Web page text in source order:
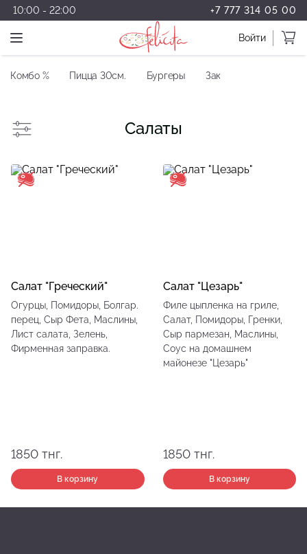
10:00 - 22:00 +7 777 314 05 00
Войти
Комбо % Пицца 30см. Бургеры Закуски
Салаты
Салат "Греческий"
Огурцы, Помидоры, Болгар.
перец, Сыр Фета, Маслины,
Лист салата, Зелень,
Фирменная заправка.
1850 тнг.
В корзину
Салат "Цезарь"
Филе цыпленка на гриле,
Салат, Помидоры, Гренки,
Сыр пармезан, Маслины,
Соус на домашнем
майонезе "Цезарь"
1850 тнг.
В корзину